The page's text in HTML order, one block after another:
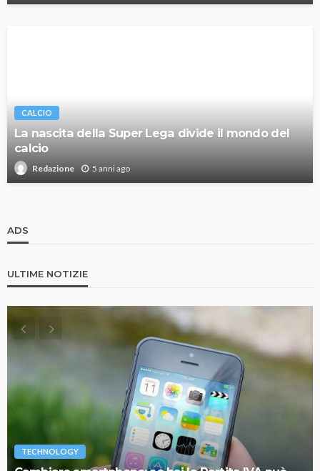
CALCIO
La nascita della Super Lega divide il mondo del
calcio
Redazione 5 anni ago
ADS
ULTIME NOTIZIE
TECHNOLOGY